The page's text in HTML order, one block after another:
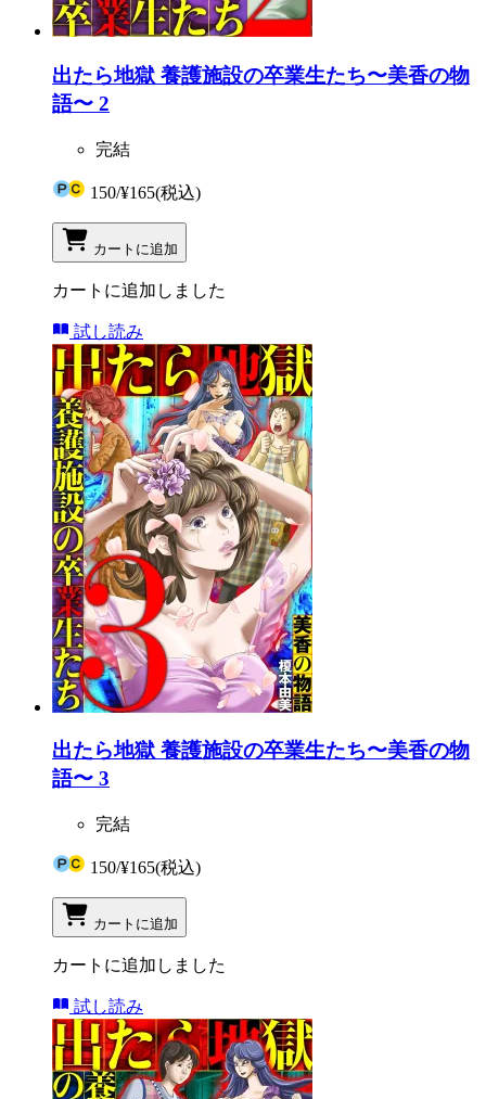
出たら地獄 養護施設の卒業生たち〜美香の物
語〜 2
完結
150/¥165(税込)
カートに追加
カートに追加しました
試し読み
出たら地獄 養護施設の卒業生たち〜美香の物
語〜 3
完結
150/¥165(税込)
カートに追加
カートに追加しました
試し読み